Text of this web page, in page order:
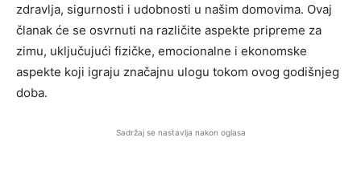
zdravlja, sigurnosti i udobnosti u našim domovima. Ovaj
članak će se osvrnuti na različite aspekte pripreme za
zimu, uključujući fizičke, emocionalne i ekonomske
aspekte koji igraju značajnu ulogu tokom ovog godišnjeg
doba.
Sadržaj se nastavlja nakon oglasa